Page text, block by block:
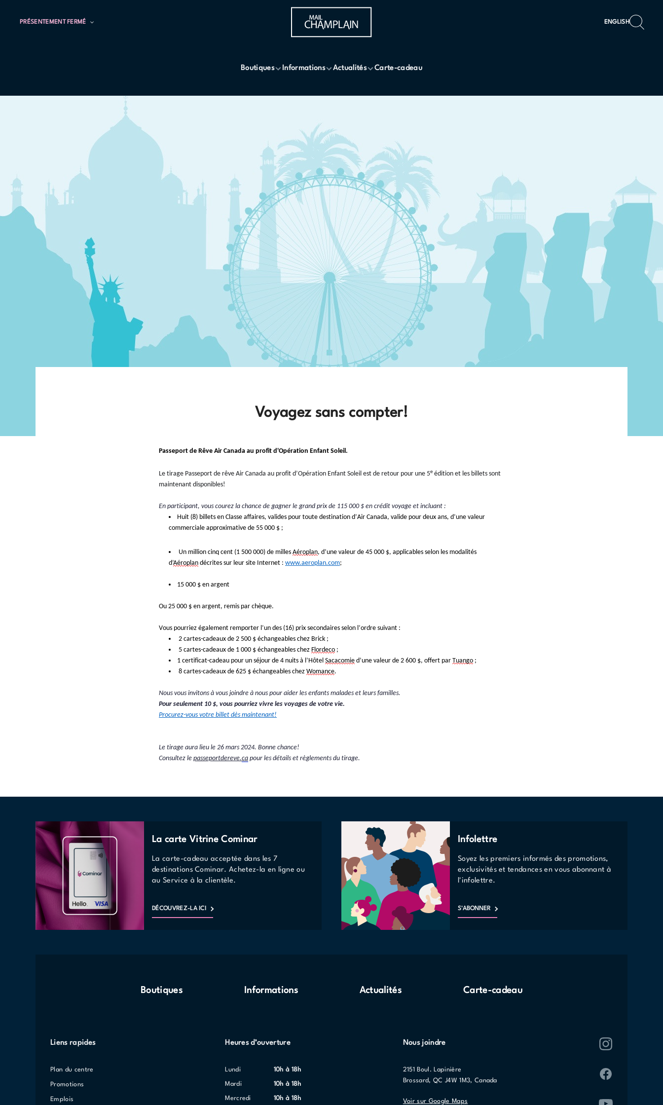
PRÉSENTEMENT FERMÉ ENGLISH
Boutiques Informations Actualités Carte-cadeau
Voyagez sans compter!
Passeport de Rêve Air Canada au profit d'Opération Enfant Soleil.
Le tirage Passeport de rêve Air Canada au profit d’Opération Enfant Soleil est de retour pour une 5e édition et les billets sont
maintenant disponibles!
En participant, vous courez la chance de gagner le grand prix de 115 000 $ en crédit voyage et incluant :
Huit (8) billets en Classe affaires, valides pour toute destination d’Air Canada, valide pour deux ans, d’une valeur
commerciale approximative de 55 000 $ ;
Un million cinq cent (1 500 000) de milles Aéroplan, d’une valeur de 45 000 $, applicables selon les modalités
d’Aéroplan décrites sur leur site Internet : www.aeroplan.com;
15 000 $ en argent
Ou 25 000 $ en argent, remis par chèque.
Vous pourriez également remporter l’un des (16) prix secondaires selon l’ordre suivant :
2 cartes-cadeaux de 2 500 $ échangeables chez Brick ;
5 cartes-cadeaux de 1 000 $ échangeables chez Flordeco ;
1 certificat-cadeau pour un séjour de 4 nuits à l’Hôtel Sacacomie d’une valeur de 2 600 $, offert par Tuango ;
8 cartes-cadeaux de 625 $ échangeables chez Womance.
Nous vous invitons à vous joindre à nous pour aider les enfants malades et leurs familles.
Pour seulement 10 $, vous pourriez vivre les voyages de votre vie.
Procurez-vous votre billet dès maintenant!
Le tirage aura lieu le 26 mars 2024. Bonne chance!
Consultez le passeportdereve.ca pour les détails et règlements du tirage.
La carte Vitrine Cominar
La carte-cadeau acceptée dans les 7
destinations Cominar. Achetez-la en ligne ou
au Service à la clientèle.
DÉCOUVREZ-LA ICI
Infolettre
Soyez les premiers informés des promotions,
exclusivités et tendances en vous abonnant à
l'infolettre.
S'ABONNER
Boutiques Informations Actualités Carte-cadeau
Liens rapides
Plan du centre
Promotions
Emplois
Heures d’ouverture
lundi 10h à 18h
mardi 10h à 18h
mercredi 10h à 18h
Nous joindre
2151 Boul. Lapinière
Brossard, QC J4W 1M3, Canada
Voir sur Google Maps